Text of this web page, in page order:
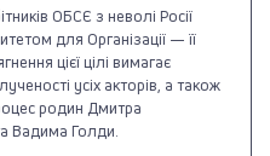
ОБСЄ з неволі Росії
для Організації — її
цієї цілі вимагає
усіх акторів, а також
родин Дмитра
Вадима Голди.